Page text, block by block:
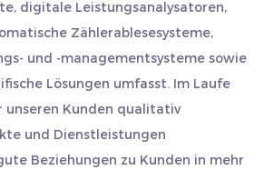
Misst und zeichnet den
genau in Wattstunden auf.
und Heimgebrauch:
uns zu besuchen, sich
und Brillanz zu schaffen.
digitale Leistungsanalysatoren,
Zählerablesesysteme,
und -managementsysteme sowie
Lösungen umfasst. Im Laufe
unseren Kunden qualitativ
und Dienstleistungen
Beziehungen zu Kunden in mehr